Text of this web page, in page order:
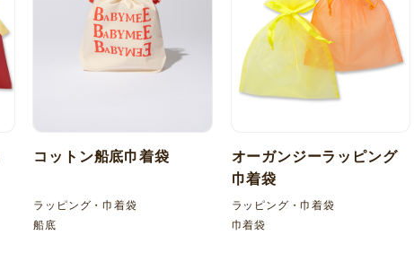
コットン船底巾着袋
ラッピング・巾着袋
船底
オーガンジーラッピング
巾着袋
ラッピング・巾着袋
巾着袋